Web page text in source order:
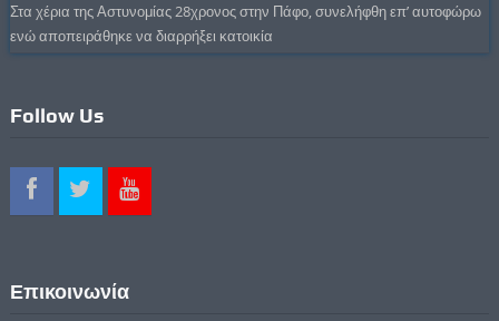
Στα χέρια της Αστυνομίας 28χρονος στην Πάφο, συνελήφθη επ’ αυτοφώρω
ενώ αποπειράθηκε να διαρρήξει κατοικία
Follow Us
Επικοινωνία